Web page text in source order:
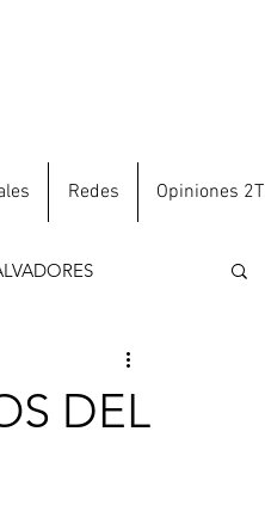
Redes Opiniones 2T
DEL